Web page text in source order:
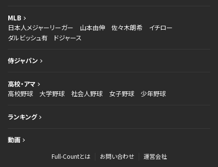
MLB
日本人メジャーリーガー
山本由伸 佐々木朗希
イチロー
ダルビッシュ有
ドジャース
侍ジャパン
高校・アマ
高校野球
大学野球 社会人野球 女子野球 少年野球
ランキング
動画
Full-Countとは お問い合わせ 運営会社